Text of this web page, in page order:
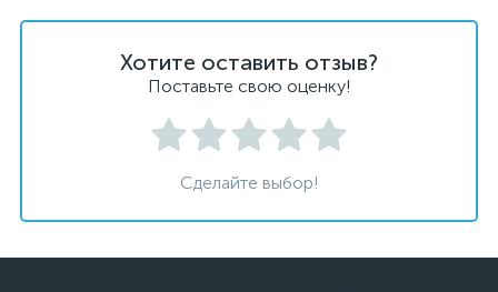
Хотите оставить отзыв?
Поставьте свою оценку!
Сделайте выбор!